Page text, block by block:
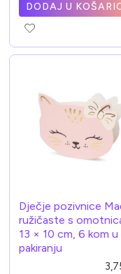
DODAJ U
Dječje pozivnice
ružičaste s
13 × 10 cm, 6 kom u
pakiranju